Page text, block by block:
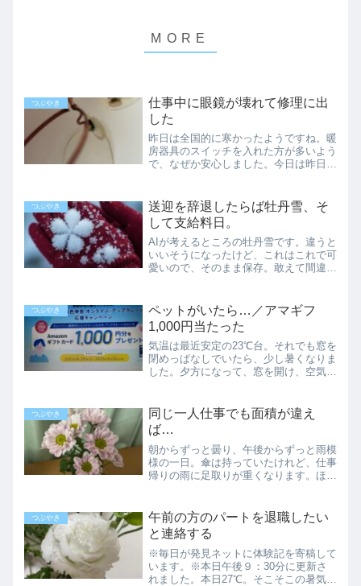
つぶやき
仕事中に眼鏡が壊れて修理に出
した
昨日は全国的に寒かったようですね。暖
房器具のスイッチを入れた方が多いよう
で、なぜか安心しました。今日は昨日よ
けれど、60年生きていたら、全てがず
っと変わらないなんて、な...
つぶやき
送迎を辞退したらば牡丹雪、そ
して支給料日。
AIが考えるところの牡丹雪です。違うと
いいそうになったけど、これはこれで可
愛いので、そのまま保存。敢えて間違い
社員さんに現場まで送迎してもらう予定
だったのを、水曜日に辞...
つぶやき
ペットがいたら…／アマギフ
1,000円当たった
気温は最近安定の23℃台。それでも窓を
閉めっぱなしでいたら、少し暑くなりま
した。夕方になって、窓を開け、空気の
が無い日。本来ならゆっくり休憩するの
ですが、たまたま在宅...
つぶやき
同じ一人仕事でも面積が違え
ば…
朝からずっと曇り、午後からずっと雨模
様の一日。傘は持っていたけれど、仕事
帰りの雨に足取りが重くなります。ほと
来てから、しばらく経ちました。同僚で
すが、働く曜日が違うので、...
つぶやき
午前の方のパートを退職したい
と連絡する
※毎日が発見ネットに体験記を寄稿して
います。※本日午後９：30分に更新さ
れました。本日27℃。そこそこの暑気の